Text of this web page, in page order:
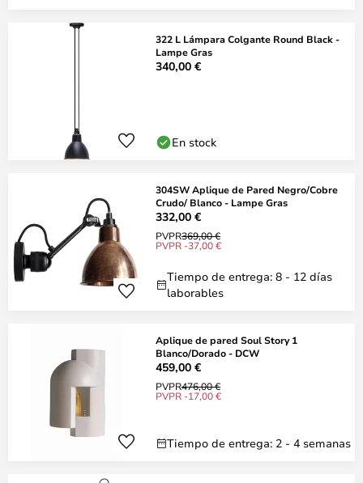
322 L Lámpara Colgante Round Black -
Lampe Gras
340,00 €
En stock
304SW Aplique de Pared Negro/Cobre
Crudo/ Blanco - Lampe Gras
332,00 €
PVPR369,00 €
PVPR -37,00 €
Tiempo de entrega: 8 - 12 días
laborables
Aplique de pared Soul Story 1
Blanco/Dorado - DCW
459,00 €
PVPR476,00 €
PVPR -17,00 €
Tiempo de entrega: 2 - 4 semanas